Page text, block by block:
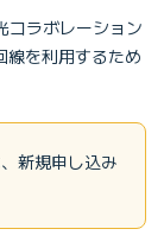
コラボレーション
を利用するため
新規申し込み